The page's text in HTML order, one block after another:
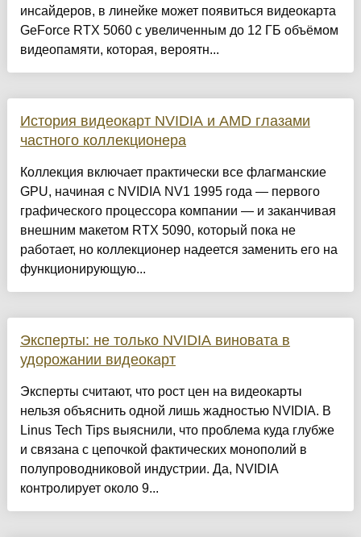
инсайдеров, в линейке может появиться видеокарта
GeForce RTX 5060 с увеличенным до 12 ГБ объёмом
видеопамяти, которая, вероятн...
История видеокарт NVIDIA и AMD глазами
частного коллекционера
Коллекция включает практически все флагманские
GPU, начиная с NVIDIA NV1 1995 года — первого
графического процессора компании — и заканчивая
внешним макетом RTX 5090, который пока не
работает, но коллекционер надеется заменить его на
функционирующую...
Эксперты: не только NVIDIA виновата в
удорожании видеокарт
Эксперты считают, что рост цен на видеокарты
нельзя объяснить одной лишь жадностью NVIDIA. В
Linus Tech Tips выяснили, что проблема куда глубже
и связана с цепочкой фактических монополий в
полупроводниковой индустрии. Да, NVIDIA
контролирует около 9...